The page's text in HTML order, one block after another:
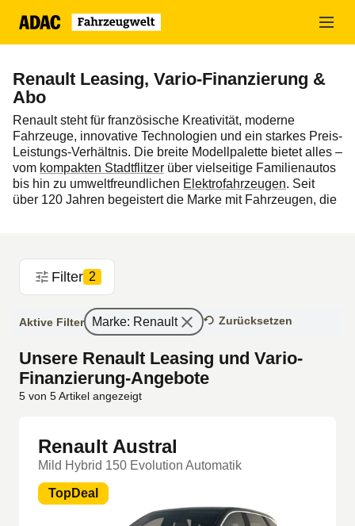
Renault Leasing, Vario-Finanzierung &
Abo
Renault steht für französische Kreativität, moderne
Fahrzeuge, innovative Technologien und ein starkes Preis-
Leistungs-Verhältnis. Die breite Modellpalette bietet alles –
vom kompakten Stadtflitzer über vielseitige Familienautos
bis hin zu umweltfreundlichen Elektrofahrzeugen. Seit
über 120 Jahren begeistert die Marke mit Fahrzeugen, die
Elektromobilität.
In der ADAC Fahrzeugwelt präsentieren wir Ihnen die
aktuelle Renault Neufahrzeuge mit attraktiven
Finanzierungsmöglichkeiten wie
Leasing,Finanzierung
Auto-Abo.
Filter 2
Aktive Filter Marke: Renault Zurücksetzen
Unsere Renault Leasing und Vario-
Finanzierung-Angebote
5 von 5Artikel angezeigt
Renault Austral
Mild Hybrid 150 Evolution Automatik
TopDeal